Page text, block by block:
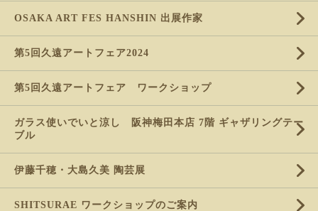
OSAKA ART FES HANSHIN 出展作家
第5回久遠アートフェア2024
第5回久遠アートフェア ワークショップ
ガラス使いでいと涼し 阪神梅田本店 7階 ギャザリングテー
ブル
伊藤千穂・大島久美 陶芸展
SHITSURAE ワークショップのご案内